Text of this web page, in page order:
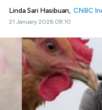
Linda Sari Hasibuan, CNBC
21 January 2026 09:10